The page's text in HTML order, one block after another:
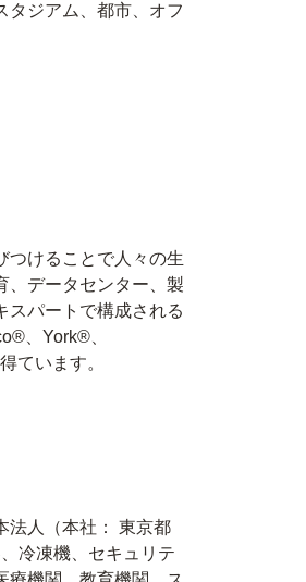
タジアム、都市、オフ
つけることで人々の生
、データセンター、製
スパートで構成される
、York®、
ています。
法人（本社： 東京都
冷凍機、セキュリテ